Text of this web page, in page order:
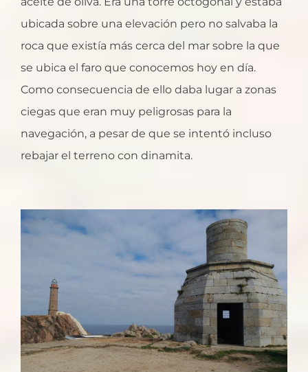
ubicada sobre una elevación pero no salvaba la
roca que existía más cerca del mar sobre la que
se ubica el faro que conocemos hoy en día.
Como consecuencia de ello daba lugar a zonas
ciegas que eran muy peligrosas para la
navegación, a pesar de que se intentó incluso
rebajar el terreno con dinamita.